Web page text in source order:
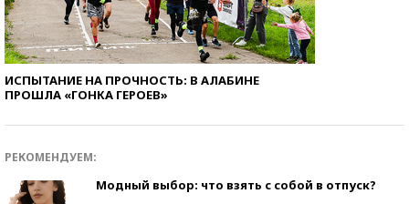
ИСПЫТАНИЕ НА ПРОЧНОСТЬ: В АЛАБИНЕ
ПРОШЛА «ГОНКА ГЕРОЕВ»
РЕКОМЕНДУЕМ:
Модный выбор: что взять с собой в отпуск?